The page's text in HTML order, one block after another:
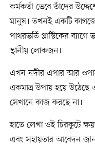
কর্মকর্তা ভেবে তাঁদের
মানুষ। তখনই একটি
পাথরভর্তি প্লাস্টিকের
স্থানীয় লোকজন।
এখন নদীর এপার আর
একমাত্র উপায় হয়ে উঠেছে
সেখানে কাজ করছে না।
হাতে লেখা ওই চিরকুটে
এবং সহায়তার আবেদন